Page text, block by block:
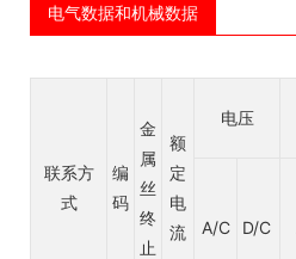
电气数据和机械数据
联系方
式
编
码
金
属
丝
终
止
额
定
电
流
电压
A/C D/C